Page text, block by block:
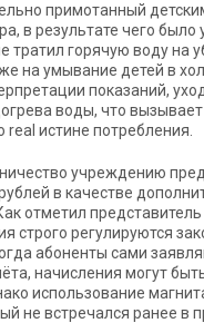
примотанный
в результате чего было
тратил горячую воду на
на умывание детей в
показаний,
воды, что
real истине потребления.
учреждению
в качестве
отметил
строго регулируются
абоненты сами
начисления могут
использование
не встречался ранее в